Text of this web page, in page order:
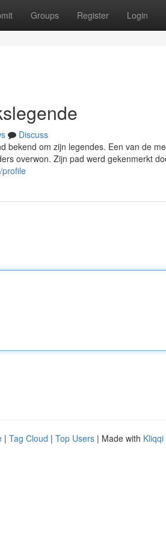
Groups Register Login
Discuss
bekend om zijn legendes. Een van de
overwon. Zijn pad werd gekenmerkt
profile
| Tag Cloud | Top Users | Made with